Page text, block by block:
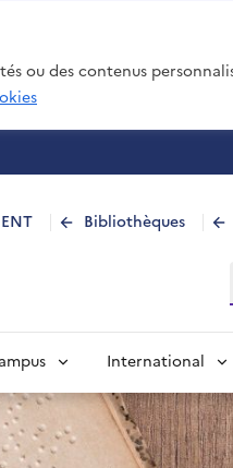
ou des contenus
ENT Bibliothèques
International